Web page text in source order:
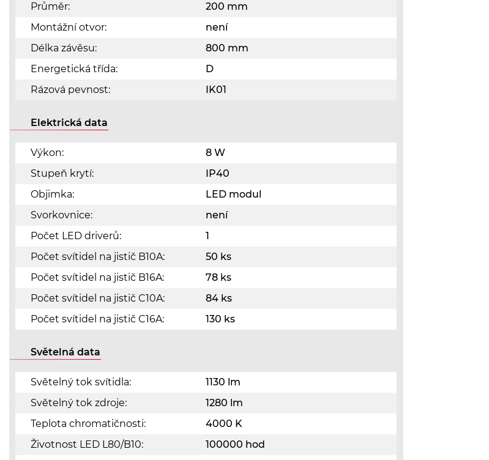
Průměr:
200 mm
Montážní otvor:
není
Délka závěsu:
800 mm
Energetická třída:
D
Rázová pevnost:
IK01
Elektrická data
Výkon:
8 W
Stupeň krytí:
IP40
Objimka:
LED modul
Svorkovnice:
není
Počet LED driverů:
1
Počet svítidel na jistič B10A:
50 ks
Počet svítidel na jistič B16A:
78 ks
Počet svítidel na jistič C10A:
84 ks
Počet svítidel na jistič C16A:
130 ks
Světelná data
Světelný tok svítidla:
1130 lm
Světelný tok zdroje:
1280 lm
Teplota chromatičnosti:
4000 K
Životnost LED L80/B10:
100000 hod